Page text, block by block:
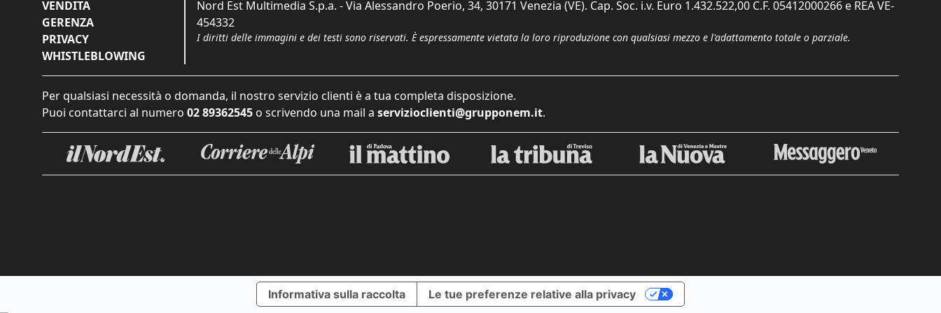
VENDITA
GERENZA
PRIVACY
WHISTLEBLOWING
Nord Est Multimedia S.p.a. - Via Alessandro Poerio, 34, 30171 Venezia (VE). Cap. Soc. i.v. Euro 1.432.522,00 C.F. 05412000266 e REA VE-
454332
I diritti delle immagini e dei testi sono riservati. È espressamente vietata la loro riproduzione con qualsiasi mezzo e l'adattamento totale o parziale.
Per qualsiasi necessità o domanda, il nostro servizio clienti è a tua completa disposizione.
Puoi contattarci al numero 02 89362545 o scrivendo una mail a servizioclienti@grupponem.it.
Informativa sulla raccolta Le tue preferenze relative alla privacy